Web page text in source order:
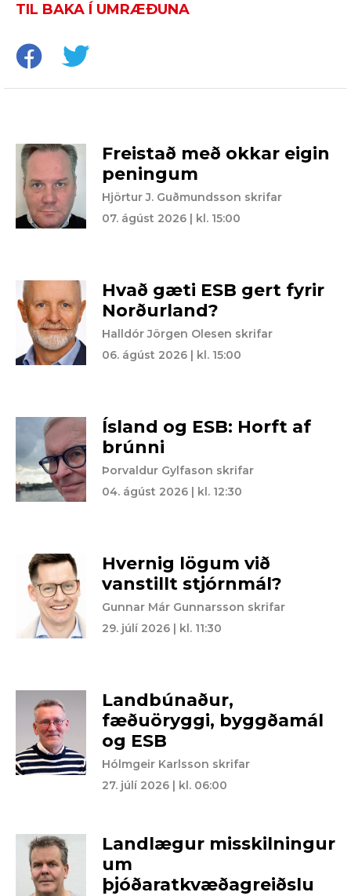
TIL BAKA Í UMRÆÐUNA
Freistað með okkar eigin
peningum
Hjörtur J. Guðmundsson skrifar
07. ágúst 2026 | kl. 15:00
Hvað gæti ESB gert fyrir
Norðurland?
Halldór Jörgen Olesen skrifar
06. ágúst 2026 | kl. 15:00
Ísland og ESB: Horft af
brúnni
Þorvaldur Gylfason skrifar
04. ágúst 2026 | kl. 12:30
Hvernig lögum við
vanstillt stjórnmál?
Gunnar Már Gunnarsson skrifar
29. júlí 2026 | kl. 11:30
Landbúnaður,
fæðuöryggi, byggðamál
og ESB
Hólmgeir Karlsson skrifar
27. júlí 2026 | kl. 06:00
Landlægur misskilningur
um
þjóðaratkvæðagreiðslu